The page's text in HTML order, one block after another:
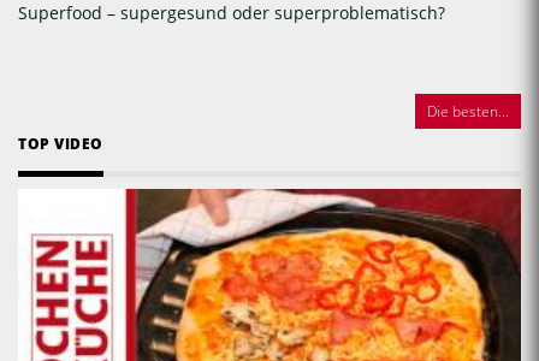
Superfood – supergesund oder superproblematisch?
Die besten...
TOP VIDEO